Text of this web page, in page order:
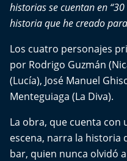
Chile, Historia de 30 años
Carrera a La Moneda
Aquí Estamos
Trasnoche
historias se cuentan en
historia que he creado
Los cuatro personajes
por Rodrigo Guzmán
(Lucía), José Manuel
Menteguiaga (La Diva).
La obra, que cuenta con
escena, narra la historia
bar, quien nunca olvidó